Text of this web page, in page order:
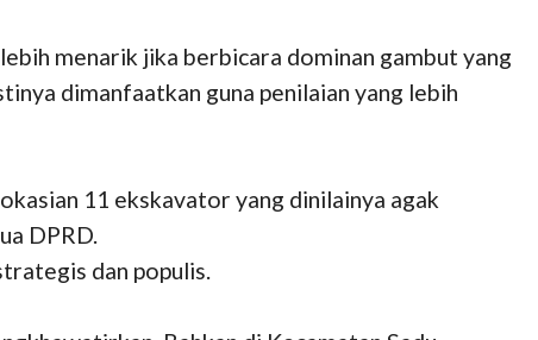
menarik jika berbicara dominan gambut yang
dimanfaatkan guna penilaian yang lebih
11 ekskavator yang dinilainya agak
DPRD.
dan populis.